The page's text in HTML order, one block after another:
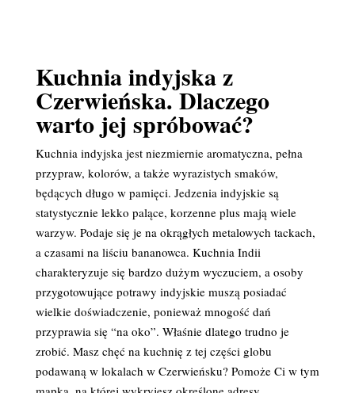
Kuchnia indyjska z
Czerwieńska. Dlaczego
warto jej spróbować?
Kuchnia indyjska jest niezmiernie aromatyczna, pełna
przypraw, kolorów, a także wyrazistych smaków,
będących długo w pamięci. Jedzenia indyjskie są
statystycznie lekko palące, korzenne plus mają wiele
warzyw. Podaje się je na okrągłych metalowych tackach,
a czasami na liściu bananowca. Kuchnia Indii
charakteryzuje się bardzo dużym wyczuciem, a osoby
przygotowujące potrawy indyjskie muszą posiadać
wielkie doświadczenie, ponieważ mnogość dań
przyprawia się “na oko”. Właśnie dlatego trudno je
zrobić. Masz chęć na kuchnię z tej części globu
podawaną w lokalach w Czerwieńsku? Pomoże Ci w tym